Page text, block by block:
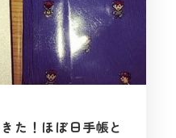
た！ほぼ日手帳と